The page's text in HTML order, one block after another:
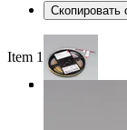
Скопировать
Item 1 of 3